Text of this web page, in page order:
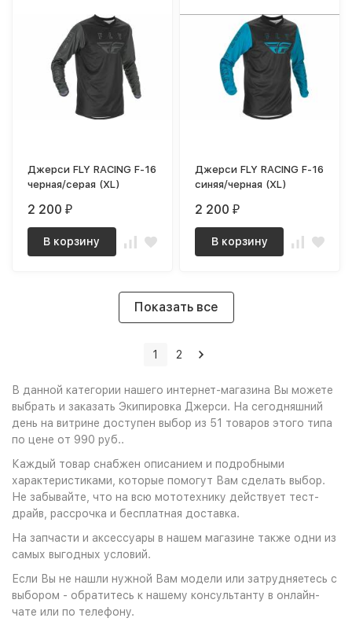
Джерси FLY RACING F-16
черная/серая (XL)
2 200₽
В корзину
Джерси FLY RACING F-16
синяя/черная (XL)
2 200₽
В корзину
Показать все
1 2
В данной категории нашего интернет-магазина Вы можете
выбрать и заказать Экипировка Джерси. На сегодняшний
день на витрине доступен выбор из 51 товаров этого типа
по цене от 990 руб..
Каждый товар снабжен описанием и подробными
характеристиками, которые помогут Вам сделать выбор.
Не забывайте, что на всю мототехнику действует тест-
драйв, рассрочка и бесплатная доставка.
На запчасти и аксессуары в нашем магазине также одни из
самых выгодных условий.
Если Вы не нашли нужной Вам модели или затрудняетесь с
выбором - обратитесь к нашему консультанту в онлайн-
чате или по телефону.